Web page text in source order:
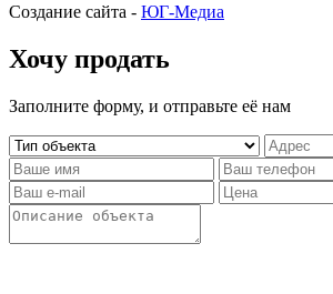
Создание сайта - ЮГ-Медиа
Хочу продать
Заполните форму, и отправьте её нам